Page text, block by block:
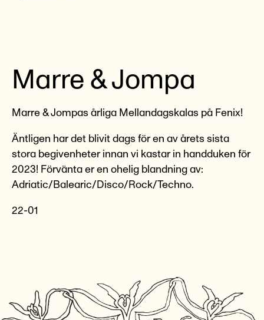
Marre & Jompa
Marre & Jompas årliga Mellandagskalas på Fenix!
Äntligen har det blivit dags för en av årets sista
stora begivenheter innan vi kastar in handduken för
2023! Förvänta er en ohelig blandning av:
Adriatic/Balearic/Disco/Rock/Techno.
22-01